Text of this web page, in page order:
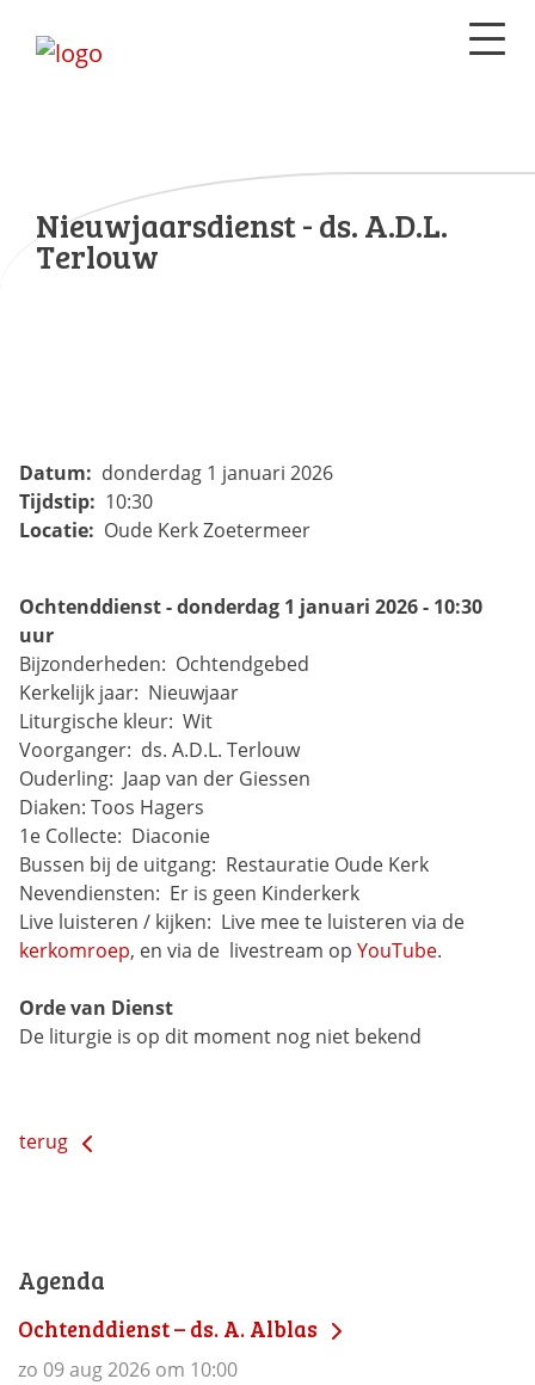
Nieuwjaarsdienst - ds. A.D.L.
Terlouw
Datum: donderdag 1 januari 2026
Tijdstip: 10:30
Locatie: Oude Kerk Zoetermeer
Ochtenddienst - donderdag 1 januari 2026 - 10:30
uur
Bijzonderheden: Ochtendgebed
Kerkelijk jaar: Nieuwjaar
Liturgische kleur: Wit
Voorganger: ds. A.D.L. Terlouw
Ouderling: Jaap van der Giessen
Diaken: Toos Hagers
1e Collecte: Diaconie
Bussen bij de uitgang: Restauratie Oude Kerk
Nevendiensten: Er is geen Kinderkerk
Live luisteren / kijken:
kerkomroep, en via de livestream op YouTube.
Orde van Dienst
De liturgie is op dit moment nog niet bekend
terug
Agenda
Ochtenddienst – ds. A. Alblas
zo 09 aug 2026 om 10:00